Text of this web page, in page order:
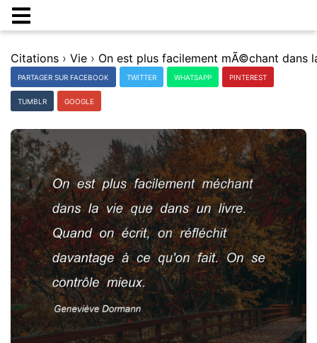
Citations › Vie ›
PARTAGER SUR FACEBOOK TWITTER WHATSAPP PINTEREST
TUMBLR GOOGLE